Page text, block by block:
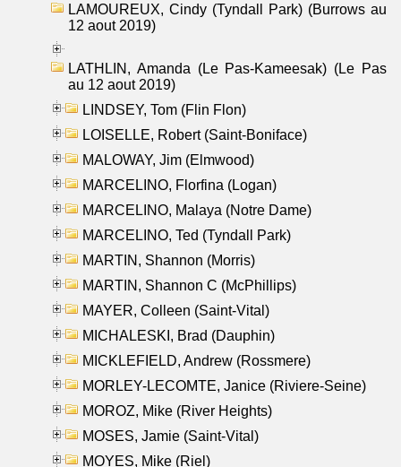
LAMOUREUX, Cindy (Tyndall Park) (Burrows au
12 aout 2019)
LATHLIN, Amanda (Le Pas-Kameesak) (Le Pas
au 12 aout 2019)
LINDSEY, Tom (Flin Flon)
LOISELLE, Robert (Saint-Boniface)
MALOWAY, Jim (Elmwood)
MARCELINO, Florfina (Logan)
MARCELINO, Malaya (Notre Dame)
MARCELINO, Ted (Tyndall Park)
MARTIN, Shannon (Morris)
MARTIN, Shannon C (McPhillips)
MAYER, Colleen (Saint-Vital)
MICHALESKI, Brad (Dauphin)
MICKLEFIELD, Andrew (Rossmere)
MORLEY-LECOMTE, Janice (Riviere-Seine)
MOROZ, Mike (River Heights)
MOSES, Jamie (Saint-Vital)
MOYES, Mike (Riel)